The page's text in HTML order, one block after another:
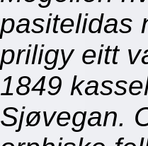
pasitelidas
priligy eitt
1849
Sjøvegan.